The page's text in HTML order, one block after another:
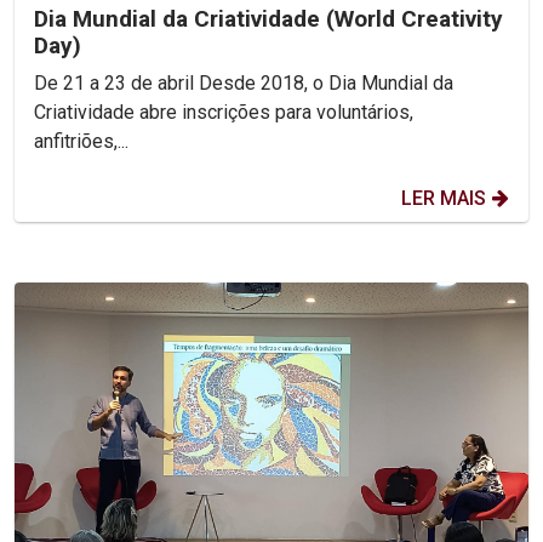
Dia Mundial da Criatividade (World Creativity
Day)
De 21 a 23 de abril Desde 2018, o Dia Mundial da
Criatividade abre inscrições para voluntários,
anfitriões,...
LER MAIS